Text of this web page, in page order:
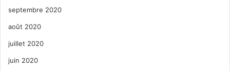
septembre 2020
août 2020
juillet 2020
juin 2020